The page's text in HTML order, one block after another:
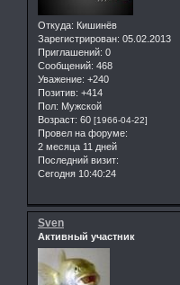
Откуда: Кишинёв
Зарегистрирован: 05.02.2013
Приглашений: 0
Сообщений: 468
Уважение: +240
Позитив: +414
Пол: Мужской
Возраст: 60 [1966-04-22]
Провел на форуме:
2 месяца 11 дней
Последний визит:
Сегодня 10:40:24
Sven
Активный участник